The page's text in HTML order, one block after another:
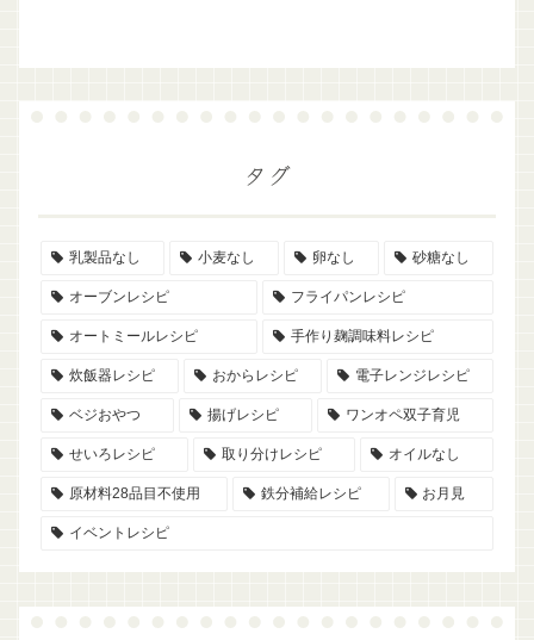
タグ
乳製品なし 小麦なし 卵なし 砂糖なし
オーブンレシピ フライパンレシピ
オートミールレシピ 手作り麹調味料レシピ
炊飯器レシピ おからレシピ 電子レンジレシピ
ベジおやつ 揚げレシピ ワンオペ双子育児
せいろレシピ 取り分けレシピ オイルなし
原材料28品目不使用 鉄分補給レシピ お月見
イベントレシピ